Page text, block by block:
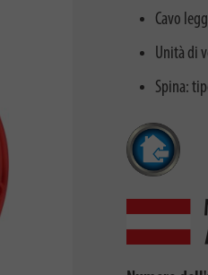
Cavo
Unità di
Spina: